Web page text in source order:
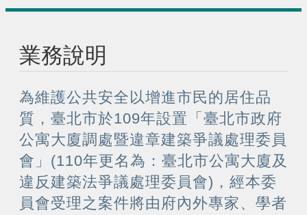
業務說明
為維護公共安全以增進市民的居住品
質，臺北市於109年設置「臺北市政府
公寓大廈調處暨違章建築爭議處理委員
會」(110年更名為：臺北市公寓大廈及
違反建築法爭議處理委員會)，經本委
員會受理之案件將由府內外專家、學者